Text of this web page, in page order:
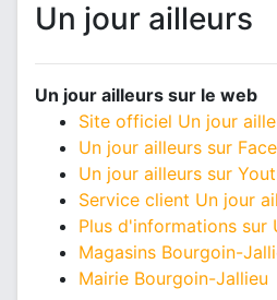
Un jour ailleurs
Un jour ailleurs sur le web
Site officiel Un jour
Un jour ailleurs sur
Un jour ailleurs sur
Service client Un jour
Plus d'informations sur
Magasins Bourgoin-
Mairie Bourgoin-Jallieu